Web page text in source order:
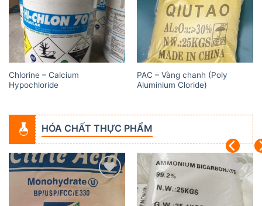
Chlorine – Calcium
Hypochloride
PAC – Vàng chanh (Poly
Aluminium Cloride)
HÓA CHẤT THỰC PHẨM
Add to
Add to